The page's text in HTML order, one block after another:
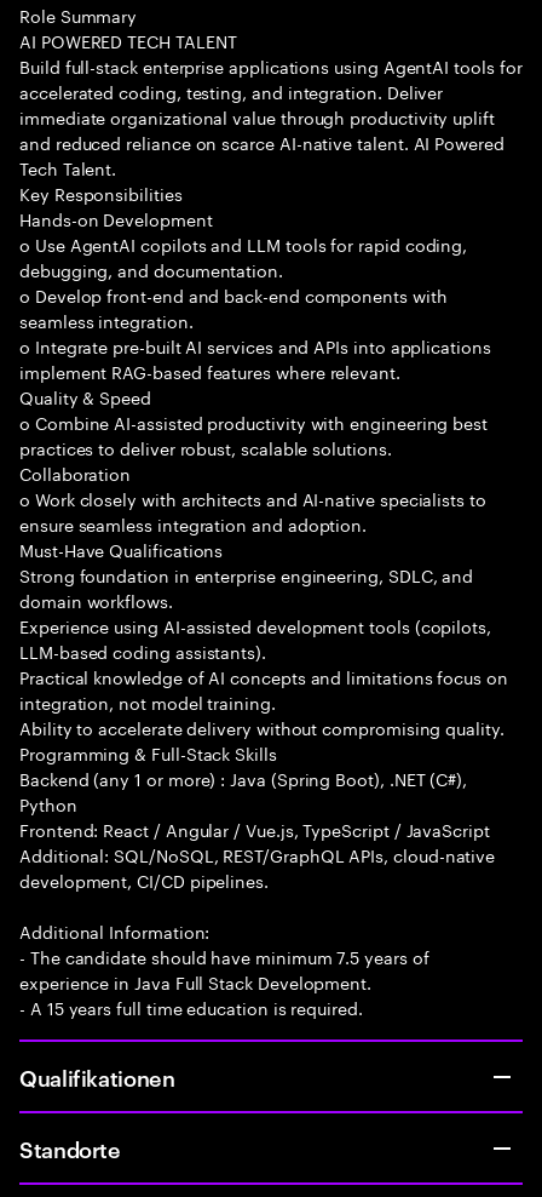
Role Summary
AI POWERED TECH TALENT
Build full-stack enterprise applications using AgentAI tools for
accelerated coding, testing, and integration. Deliver
immediate organizational value through productivity uplift
and reduced reliance on scarce AI-native talent. AI Powered
Tech Talent.
Key Responsibilities
Hands-on Development
o Use AgentAI copilots and LLM tools for rapid coding,
debugging, and documentation.
o Develop front-end and back-end components with
seamless integration.
o Integrate pre-built AI services and APIs into applications
implement RAG-based features where relevant.
Quality & Speed
o Combine AI-assisted productivity with engineering best
practices to deliver robust, scalable solutions.
Collaboration
o Work closely with architects and AI-native specialists to
ensure seamless integration and adoption.
Must-Have Qualifications
Strong foundation in enterprise engineering, SDLC, and
domain workflows.
Experience using AI-assisted development tools (copilots,
LLM-based coding assistants).
Practical knowledge of AI concepts and limitations focus on
integration, not model training.
Ability to accelerate delivery without compromising quality.
Programming & Full-Stack Skills
Backend (any 1 or more) : Java (Spring Boot), .NET (C#),
Python
Frontend: React / Angular / Vue.js, TypeScript / JavaScript
Additional: SQL/NoSQL, REST/GraphQL APIs, cloud-native
development, CI/CD pipelines.
Additional Information:
- The candidate should have minimum 7.5 years of
experience in Java Full Stack Development.
- A 15 years full time education is required.
Qualifikationen
Standorte